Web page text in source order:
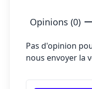
Opinions (0)
Pas d'opinion
nous envoyer la